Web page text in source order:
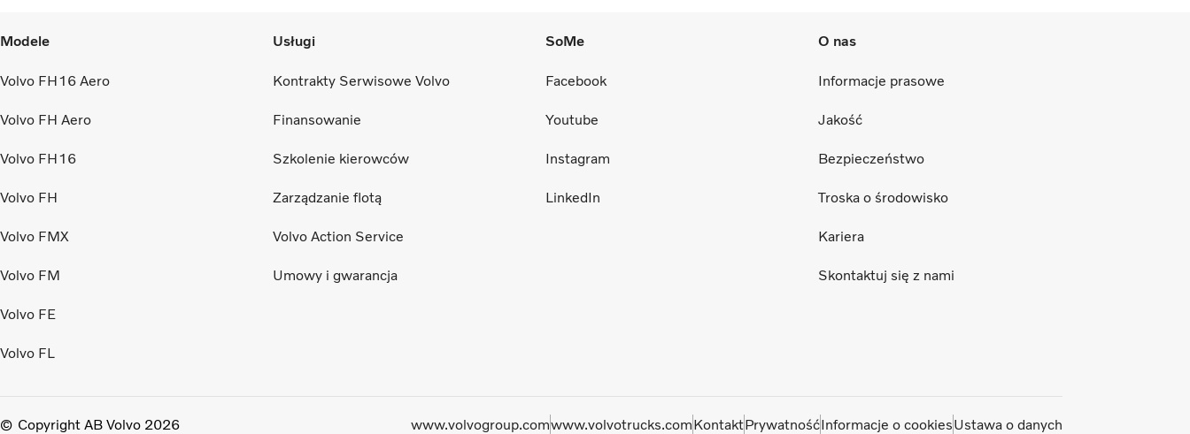
Modele
Volvo FH16 Aero
Volvo FH Aero
Volvo FH16
Volvo FH
Volvo FMX
Volvo FM
Volvo FE
Volvo FL
Usługi
Kontrakty Serwisowe Volvo
Finansowanie
Szkolenie kierowców
Zarządzanie flotą
Volvo Action Service
Umowy i gwarancja
SoMe
Facebook
Youtube
Instagram
LinkedIn
O nas
Informacje prasowe
Jakość
Bezpieczeństwo
Troska o środowisko
Kariera
Skontaktuj się z nami
Copyright AB Volvo 2026 www.volvogroup.comwww.volvotrucks.comKontaktPrywatnośćInformacje o cookiesUstawa o danych